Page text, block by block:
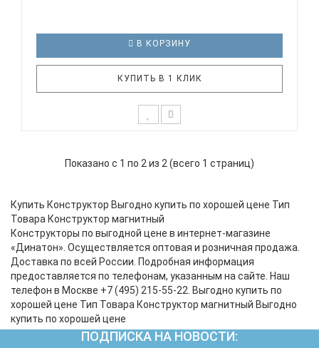
В КОРЗИНУ
КУПИТЬ В 1 КЛИК
палочками и шариками, который подойдет детям
внимание вашего ребенка. А специальное
покрытие из экологиче..
Показано с 1 по 2 из 2 (всего 1 страниц)
Купить Конструктор Выгодно купить по хорошей цене Тип
Товара Конструктор магнитный
Конструкторы по выгодной цене в интернет-магазине
«Динатон». Осуществляется оптовая и розничная продажа.
Доставка по всей России. Подробная информация
предоставляется по телефонам, указанным на сайте. Наш
телефон в Москве +7 (495) 215-55-22. Выгодно купить по
хорошей цене Тип Товара Конструктор магнитный Выгодно
купить по хорошей цене
ПОДПИСКА НА НОВОСТИ: